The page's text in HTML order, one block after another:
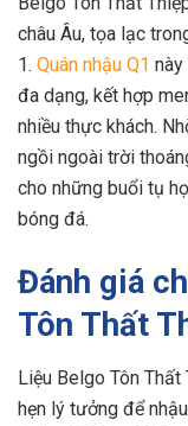
châu Âu, tọa lạc
1. Quán nhậu Q1
đa dạng, kết hợp
nhiều thực khách.
ngồi ngoài trời
cho những buổi tụ
bóng đá.
Đánh giá
Tôn Thất
Liệu Belgo Tôn
hẹn lý tưởng để